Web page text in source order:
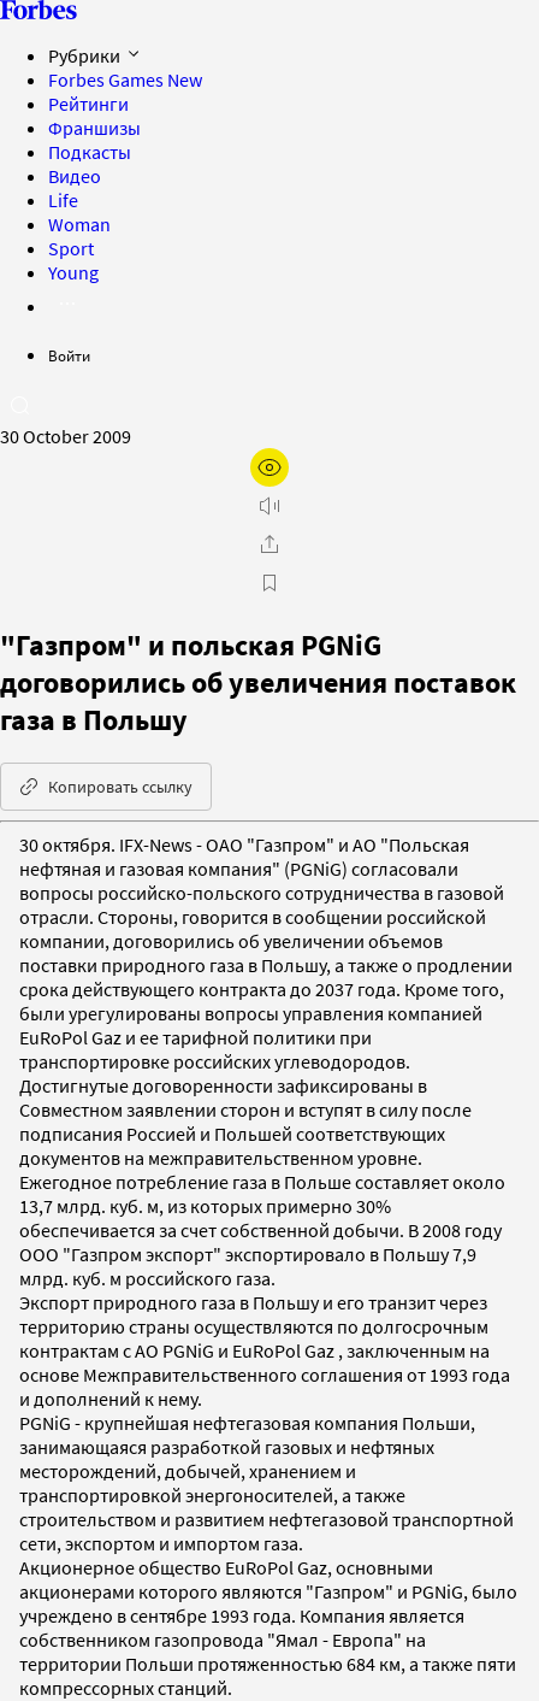
Рубрики
Forbes Games New
Рейтинги
Франшизы
Подкасты
Видео
Life
Woman
Sport
Young
Войти
30 October 2009
"Газпром" и польская PGNiG
договорились об увеличения поставок
газа в Польшу
Копировать ссылку
30 октября. IFX-News - ОАО "Газпром" и АО "Польская
нефтяная и газовая компания" (PGNiG) согласовали
вопросы российско-польского сотрудничества в газовой
отрасли. Стороны, говорится в сообщении российской
компании, договорились об увеличении объемов
поставки природного газа в Польшу, а также о продлении
срока действующего контракта до 2037 года. Кроме того,
были урегулированы вопросы управления компанией
EuRoPol Gaz и ее тарифной политики при
транспортировке российских углеводородов.
Достигнутые договоренности зафиксированы в
Совместном заявлении сторон и вступят в силу после
подписания Россией и Польшей соответствующих
документов на межправительственном уровне.
Ежегодное потребление газа в Польше составляет около
13,7 млрд. куб. м, из которых примерно 30%
обеспечивается за счет собственной добычи. В 2008 году
ООО "Газпром экспорт" экспортировало в Польшу 7,9
млрд. куб. м российского газа.
Экспорт природного газа в Польшу и его транзит через
территорию страны осуществляются по долгосрочным
контрактам с АО PGNiG и EuRoPol Gaz , заключенным на
основе Межправительственного соглашения от 1993 года
и дополнений к нему.
PGNiG - крупнейшая нефтегазовая компания Польши,
занимающаяся разработкой газовых и нефтяных
месторождений, добычей, хранением и
транспортировкой энергоносителей, а также
строительством и развитием нефтегазовой транспортной
сети, экспортом и импортом газа.
Акционерное общество EuRoPol Gaz, основными
акционерами которого являются "Газпром" и PGNiG, было
учреждено в сентябре 1993 года. Компания является
собственником газопровода "Ямал - Европа" на
территории Польши протяженностью 684 км, а также пяти
компрессорных станций.